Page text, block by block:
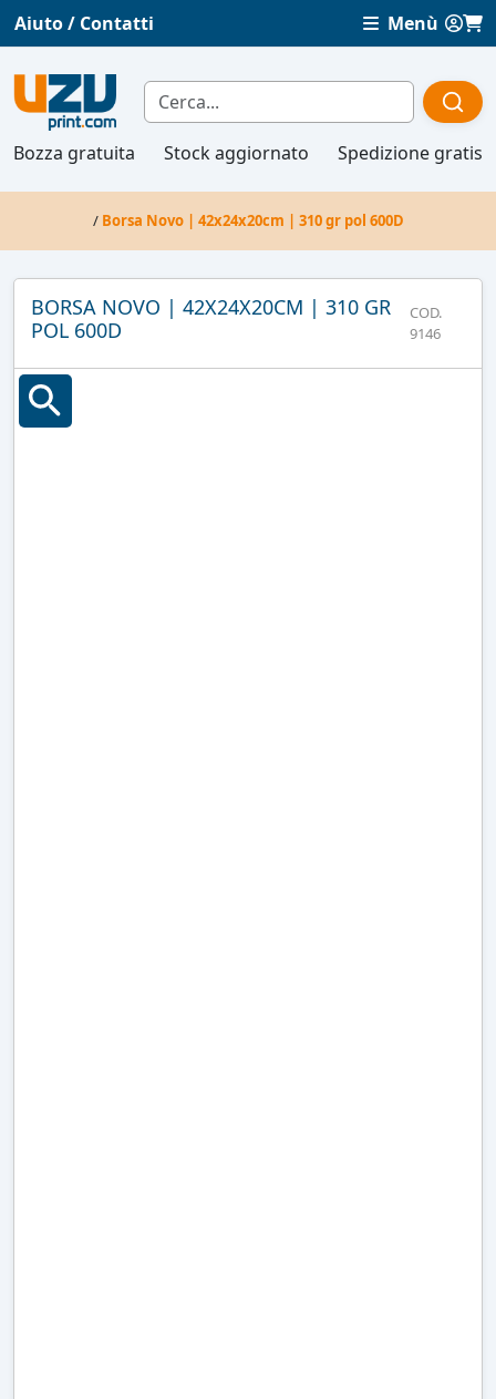
Aiuto / Contatti Menù
Bozza gratuita Stock aggiornato Spedizione gratis
/ Borsa Novo | 42x24x20cm | 310 gr pol 600D
BORSA NOVO | 42X24X20CM | 310 GR
POL 600D
COD.
9146